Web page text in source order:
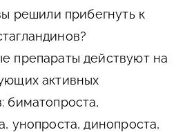
решили прибегнуть к
препараты действуют на
активных
биматопроста,
унопроста, динопроста,